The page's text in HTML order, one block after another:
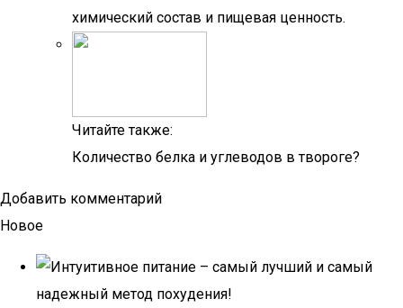
химический состав и пищевая ценность.
Читайте также:
Количество белка и углеводов в твороге?
Добавить комментарий
Новое